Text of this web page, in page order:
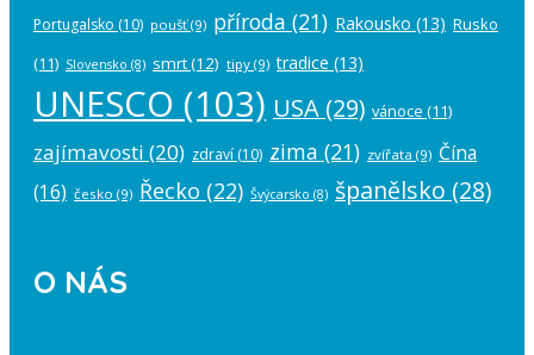
Portugalsko (10) poušť(9) příroda (21) Rakousko (13) Rusko
(11) Slovensko (8) smrt(12) tipy (9) tradice (13)
UNESCO (103) USA (29) vánoce (11)
zajímavosti (20) zdraví (10) zima (21) zvířata (9) Čína
(16) česko (9) Řecko (22) Švýcarsko (8) španělsko (28)
O NÁS